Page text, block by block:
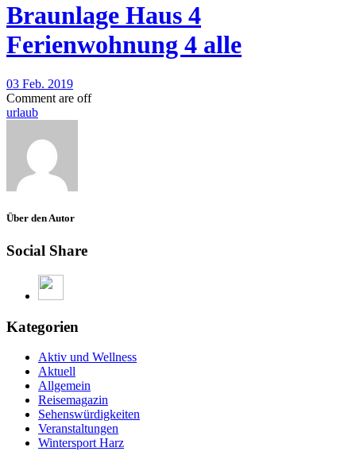
Braunlage Haus 4
Ferienwohnung 4 alle
03 Feb. 2019
Comment are off
urlaub
Über den Autor
Social Share
Kategorien
Aktiv und Wellness
Aktuell
Allgemein
Reisemagazin
Sehenswürdigkeiten
Veranstaltungen
Wintersport Harz